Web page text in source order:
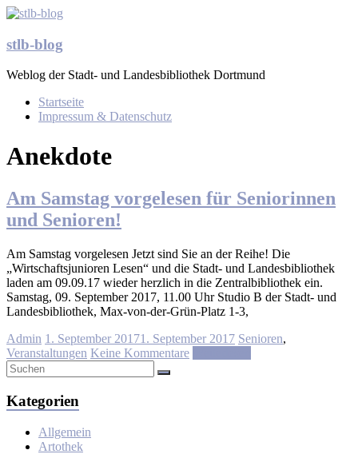
Zum
springen
stlb-blog
Weblog der Stadt- und Landesbibliothek Dortmund
Menü
Startseite
Impressum & Datenschutz
Anekdote
Am Samstag vorgelesen für Seniorinnen
und Senioren!
Am Samstag vorgelesen Jetzt sind Sie an der Reihe! Die
„Wirtschaftsjunioren Lesen“ und die Stadt- und Landesbibliothek
laden am 09.09.17 wieder herzlich in die Zentralbibliothek ein.
Samstag, 09. September 2017, 11.00 Uhr Studio B der Stadt- und
Landesbibliothek, Max-von-der-Grün-Platz 1-3,
Admin 1. September 20171. September 2017 Senioren,
Veranstaltungen Keine Kommentare
Kategorien
Allgemein
Artothek